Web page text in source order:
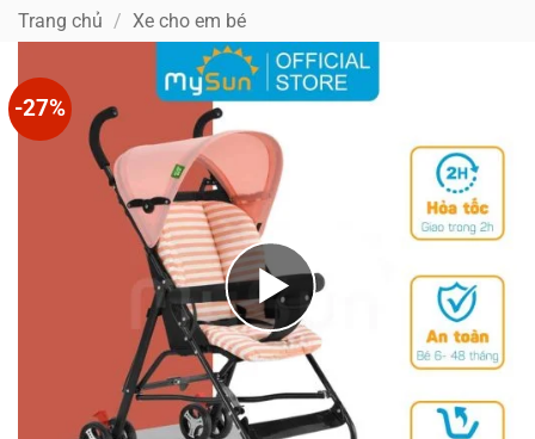
Bỏ
qua
dung
Trang chủ / Xe cho em bé
-27%